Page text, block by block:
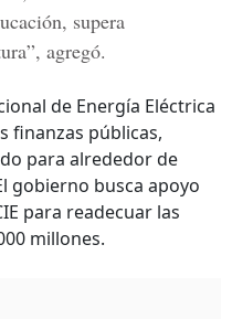
supera
agregó.
de Energía Eléctrica
finanzas públicas,
para alrededor de
gobierno busca apoyo
para readecuar las
millones.